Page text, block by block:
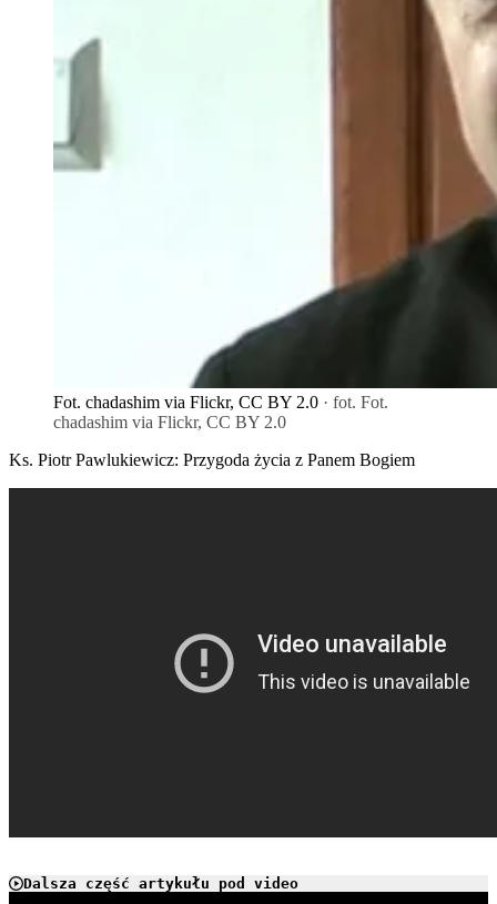
Fot. chadashim via Flickr, CC BY 2.0 · fot. Fot.
chadashim via Flickr, CC BY 2.0
Ks. Piotr Pawlukiewicz: Przygoda życia z Panem Bogiem
Dalsza część artykułu pod video